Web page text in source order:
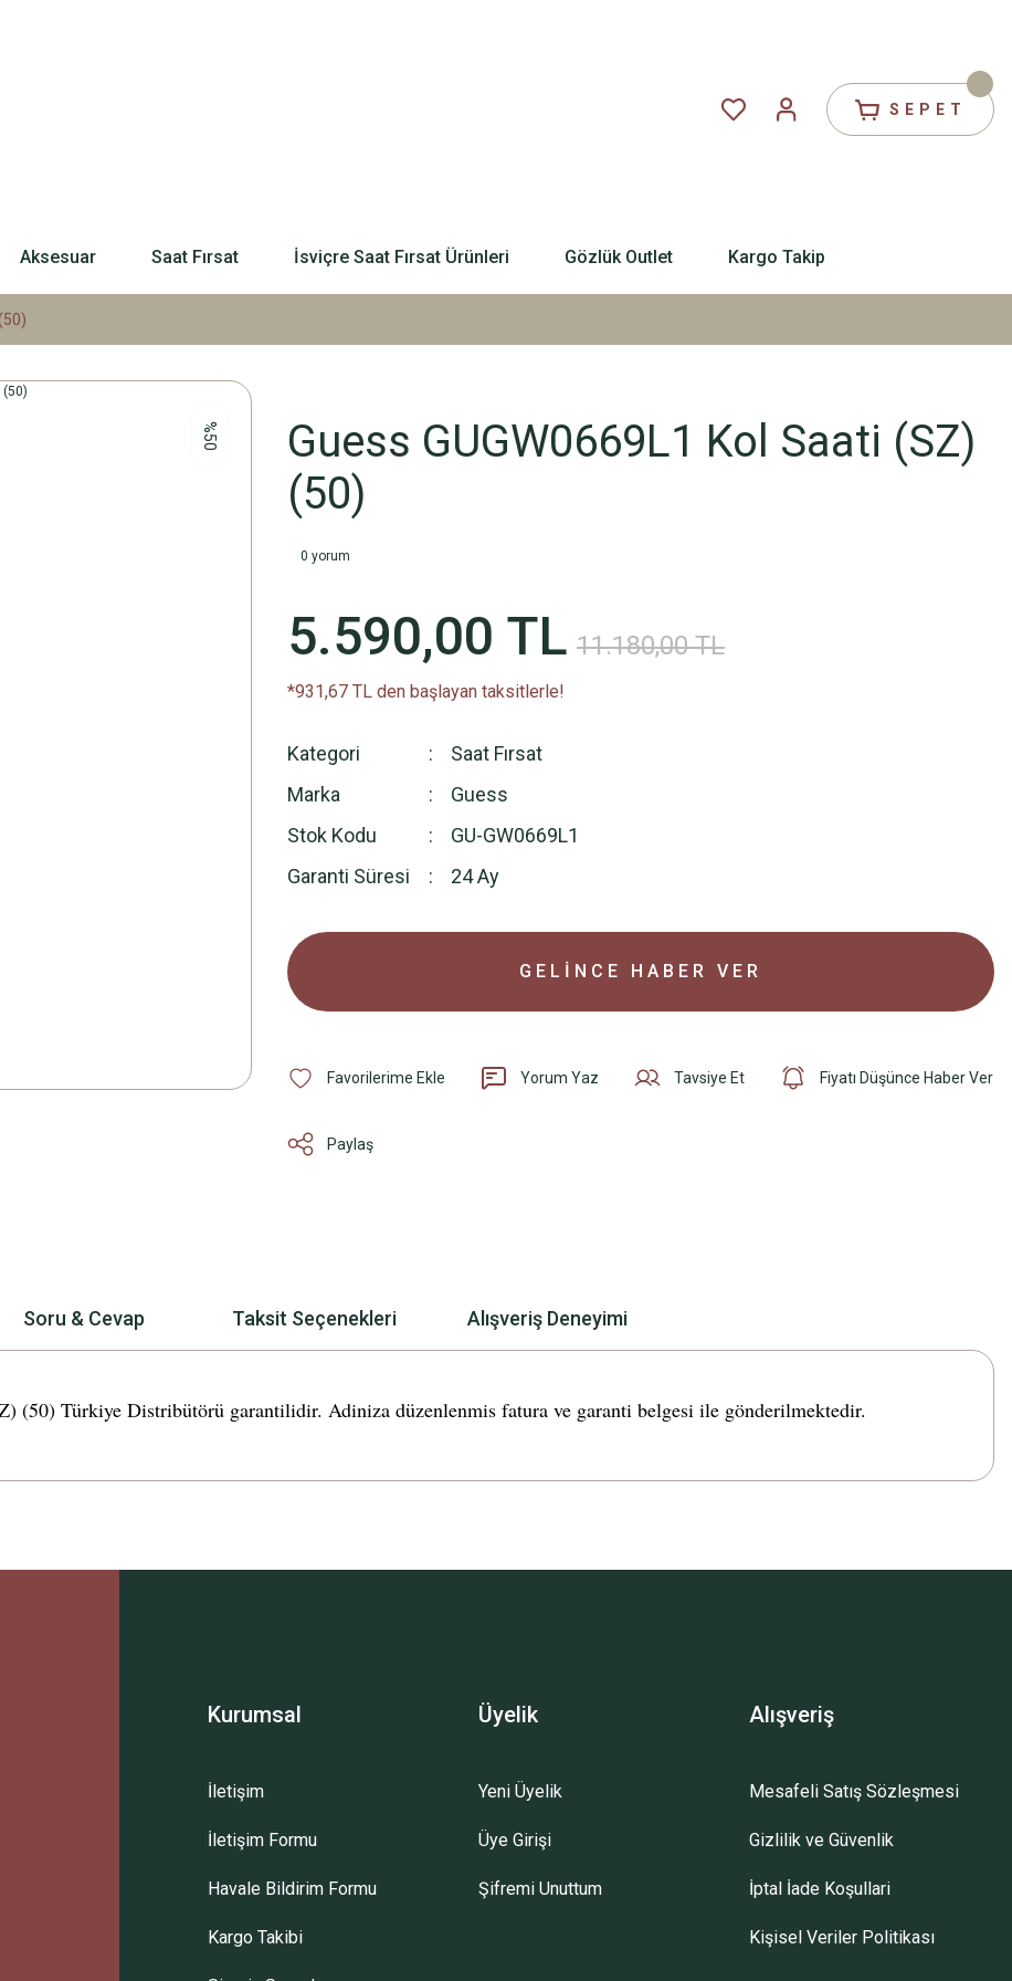
SEPET
Aksesuar Saat Fırsat İsviçre Saat Fırsat Ürünleri Gözlük Outlet Kargo Takip
%50
Guess GUGW0669L1 Kol Saati (SZ)
(50)
0 yorum
5.590,00 TL 11.180,00 TL
*931,67 TL den başlayan taksitlerle!
Kategori
Saat Fırsat
Marka
Guess
Stok Kodu
GU-GW0669L1
Garanti Süresi
24 Ay
GELİNCE HABER VER
Yorum Yaz Tavsiye Et Fiyatı Düşünce Haber Ver
Paylaş
Soru & Cevap Taksit Seçenekleri Alışveriş Deneyimi
(50) Türkiye Distribütörü garantilidir. Adiniza düzenlenmis fatura ve garanti belgesi ile gönderilmektedir.
Bu ürüne ilk yorumu siz yapın!
Ürün hakkında henüz soru sorulmamış.
Sitemize ilk yorumu siz yapın!
Kurumsal
İletişim
İletişim Formu
Havale Bildirim Formu
Kargo Takibi
Üyelik
Yeni Üyelik
Üye Girişi
Şifremi Unuttum
Alışveriş
Mesafeli Satış Sözleşmesi
Gizlilik ve Güvenlik
İptal İade Koşullari
Kişisel Veriler Politikası